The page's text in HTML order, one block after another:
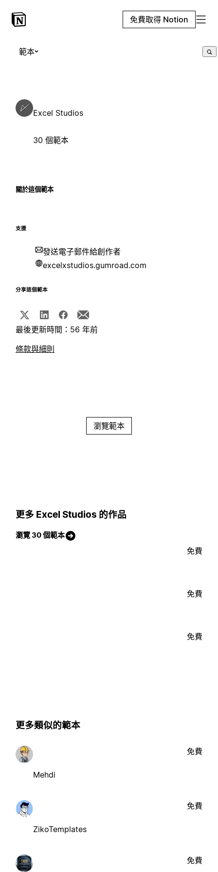
免費取得 Notion
範本
Excel Studios
30 個範本
關於這個範本
支援
發送電子郵件給創作者
excelxstudios.gumroad.com
分享這個範本
最後更新時間：56 年前
條款與細則
瀏覽範本
更多 Excel Studios 的作品
瀏覽 30 個範本
免費
免費
免費
更多類似的範本
Mehdi
免費
ZikoTemplates
免費
免費